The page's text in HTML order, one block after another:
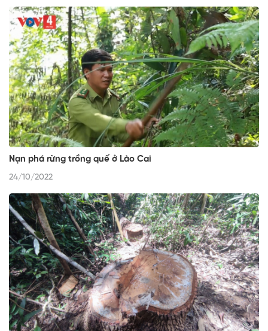
Nạn phá rừng trồng quế ở Lào Cai
24/10/2022